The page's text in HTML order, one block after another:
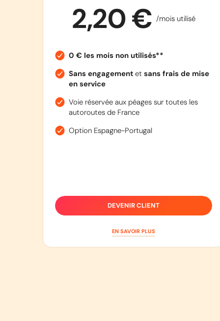
2,20 € /mois utilisé
0 € les mois non utilisés**
Sans engagementet sans frais de mise
en service
Voie réservée aux péages sur toutes les
autoroutes de France
Option Espagne-Portugal
DEVENIR CLIENT
EN SAVOIR PLUS